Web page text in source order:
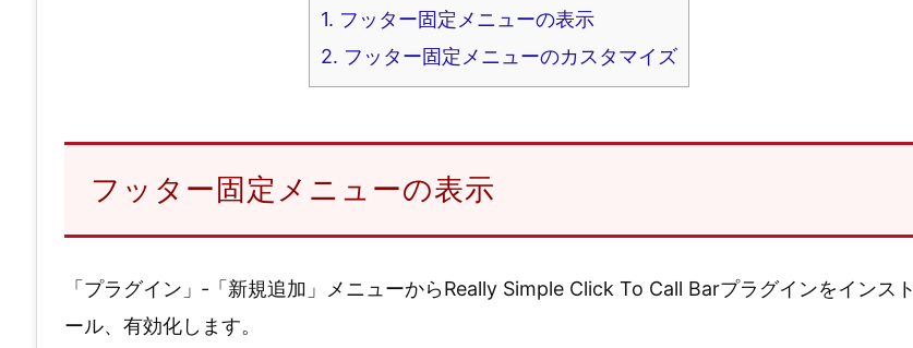
1. フッター固定メニューの表示
2. フッター固定メニューのカスタマイズ
フッター固定メニューの表示
「プラグイン」‐「新規追加」メニューからReally Simple Click To Call Barプラグインをインスト
ール、有効化します。